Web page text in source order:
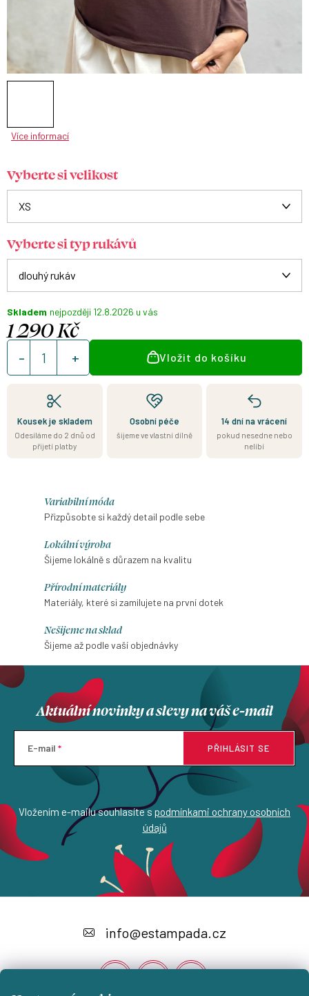
Více informací
Vyberte si velikost
Vyberte si typ rukávů
Skladem 12.8.2026
1 290 Kč
Měrná
cena:
Vložit do košíku
Kousek je skladem
Odesíláme do 2 dnů od
přijetí platby
Osobní péče
šijeme ve vlastní dílně
14 dní na vrácení
pokud nesedne nebo
nelíbí
Variabilní móda
Přizpůsobte si každý detail podle sebe
Lokální výroba
Šijeme lokálně s důrazem na kvalitu
Přírodní materiály
Materiály, které si zamilujete na první dotek
Nešijeme na sklad
Šijeme až podle vaší objednávky
Aktuální novinky a slevy na váš e-mail
E-mail
Vložením e-mailu souhlasíte s podmínkami ochrany osobních
údajů
PŘIHLÁSIT SE
a
info@estampada.cz